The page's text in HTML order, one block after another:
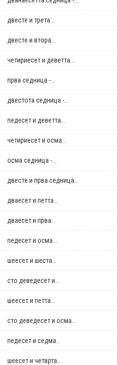
двестe и трета...
двестe и втора...
четириесет и деветта...
прва седница -...
двестота седница -...
педесет и деветта...
четириесет и осма...
осма седница -...
двестe и прва седница...
дваесет и петта...
дваесет и прва...
педесет и осма...
шеесет и шеста...
сто деведесет и...
шеесет и петта...
сто деведесет и осма...
педесет и седма...
шеесет и четврта...